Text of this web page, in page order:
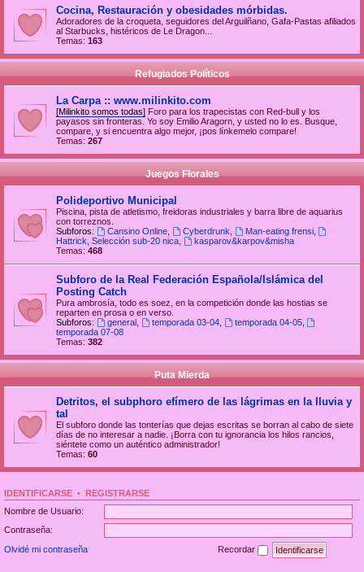
Cocina, Restauración y obesidades mórbidas.
Adoradores de la croqueta, seguidores del Arguilñano, Gafa-Pastas afiliados
al Starbucks, histéricos de Le Dragon...
Temas: 163
Refugiados Políticos
La Carpa :: www.milinkito.com
[Milinkito somos todas] Foro para los trapecistas con Red-bull y los
payasos sin fronteras. Yo soy Emilio Aragorn, y usted no lo es. Busque,
compare, y si encuentra algo mejor, ¡pos línkemelo compare!
Temas: 267
Juegos Florales
Polideportivo Municipal
Piscina, pista de atletismo, freidoras industriales y barra libre de aquarius
con torreznos.
Subforos:
Cansino Online, Cyberdrunk Man-eating frensi,
Hattrick, Selección sub-20 nica
kasparov&karpov&misha
Temas: 468
Subforo de la Real Federación Española/Islámica del
Posting Catch
Pura ambrosía, todo es soez, en la competición donde las hostias se
reparten en prosa o en verso.
Subforos:
general, temporada 03-04, temporada 04-05,
temporada 07-08
Temas: 382
Puta Mierda
Detritos, el subphoro efímero de las lágrimas en la lluvia y
tal
El subforo donde las tonterías que dejas escritas se borran al cabo de siete
días de no interesar a nadie. ¡Borra con tu ignorancia los hilos rancios,
siéntete como un auténtico administrador!
Temas: 60
IDENTIFICARSE • REGISTRARSE
Nombre de Usuario:
Contraseña:
Olvidé mi contraseña
Recordar